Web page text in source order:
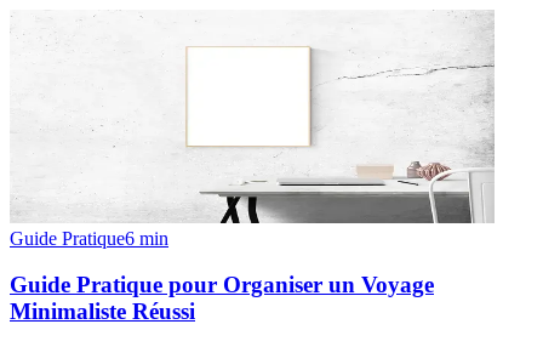
Guide Pratique6 min
Guide Pratique pour Organiser un Voyage
Minimaliste Réussi